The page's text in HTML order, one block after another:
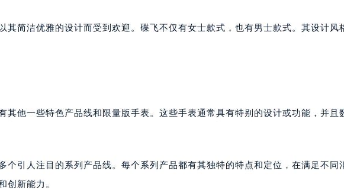
其简洁优雅的设计而受到欢迎。碟飞不仅有女士款式，也有男士款式。其设计风
其他一些特色产品线和限量版手表。这些手表通常具有特别的设计或功能，并且
个引人注目的系列产品线。每个系列产品都有其独特的特点和定位，在满足不同
创新能力。